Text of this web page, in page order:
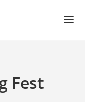
Fest